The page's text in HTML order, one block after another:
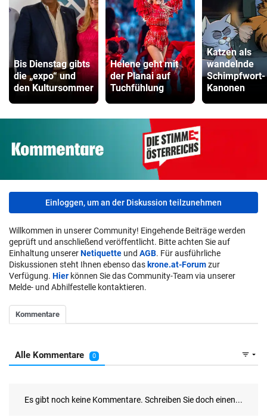
Bis Dienstag gibts
die „expo“ und
den Kultursommer
Helene geht mit
der Planai auf
Tuchfühlung
Katzen als
wandelnde
Schimpfwort-
Kanonen
Einloggen, um an der Diskussion teilzunehmen
Willkommen in unserer Community! Eingehende Beiträge werden
geprüft und anschließend veröffentlicht. Bitte achten Sie auf
Einhaltung unsererNetiquette und AGB. Für ausführliche
Diskussionen steht Ihnen ebenso das krone.at-Forumzur
Verfügung. Hier können Sie das Community-Team via unserer
Melde- und Abhilfestelle kontaktieren.